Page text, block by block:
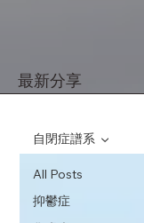
最新分享
All Posts
抑鬱症
自閉症譜系